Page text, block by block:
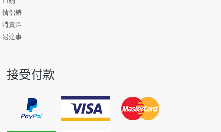
情侶錶
特賣區
易達事
接受付款